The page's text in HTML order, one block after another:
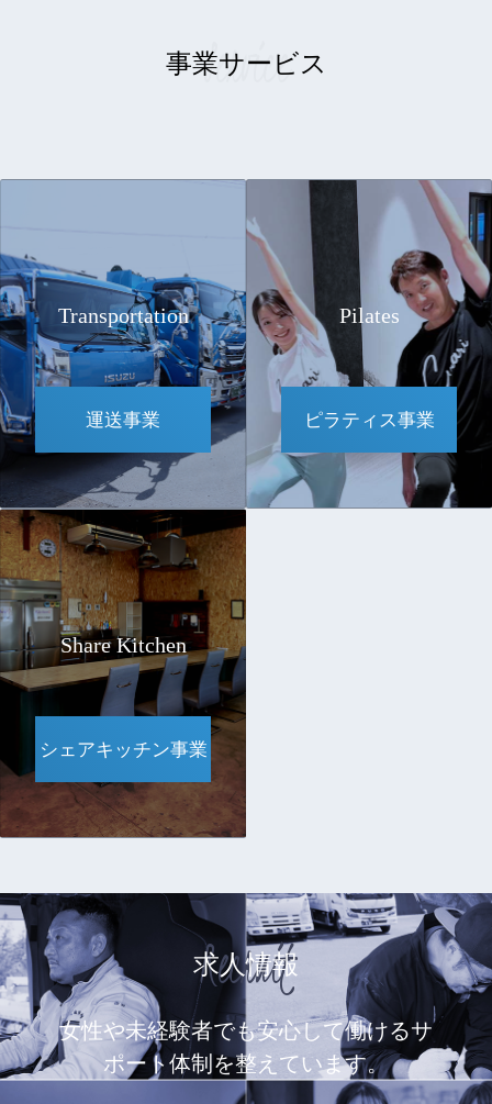
事業サービス
Service
Transportation
運送事業
Pilates
ピラティス事業
Share Kitchen
シェアキッチン事業
求人情報
Recruit
女性や未経験者でも安心して働けるサ
ポート体制を整えています。